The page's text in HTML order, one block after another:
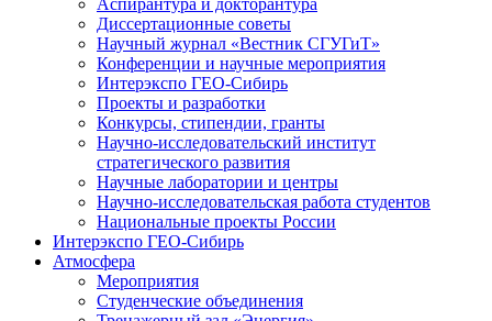
Аспирантура и докторантура
Диссертационные советы
Научный журнал «Вестник СГУГиТ»
Конференции и научные мероприятия
Интерэкспо ГЕО-Сибирь
Проекты и разработки
Конкурсы, стипендии, гранты
Научно-исследовательский институт
стратегического развития
Научные лаборатории и центры
Научно-исследовательская работа студентов
Национальные проекты России
Интерэкспо ГЕО-Сибирь
Атмосфера
Мероприятия
Студенческие объединения